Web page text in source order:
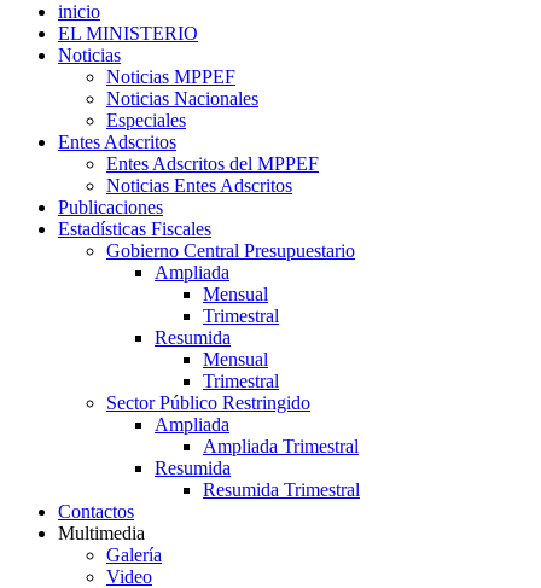
inicio
EL MINISTERIO
Noticias
Noticias MPPEF
Noticias Nacionales
Especiales
Entes Adscritos
Entes Adscritos del MPPEF
Noticias Entes Adscritos
Publicaciones
Estadísticas Fiscales
Gobierno Central Presupuestario
Ampliada
Mensual
Trimestral
Resumida
Mensual
Trimestral
Sector Público Restringido
Ampliada
Ampliada Trimestral
Resumida
Resumida Trimestral
Contactos
Multimedia
Galería
Video